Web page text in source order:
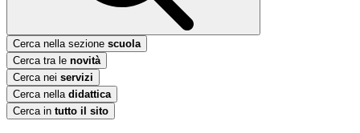
Cerca nella sezione scuola
Cerca tra le novità
Cerca nei servizi
Cerca nella didattica
Cerca in tutto il sito